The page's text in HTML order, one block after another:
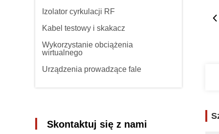
Izolator cyrkulacji RF
Kabel testowy i skakacz
Wykorzystanie obciążenia
wirtualnego
Urządzenia prowadzące fale
Skontaktuj się z nami